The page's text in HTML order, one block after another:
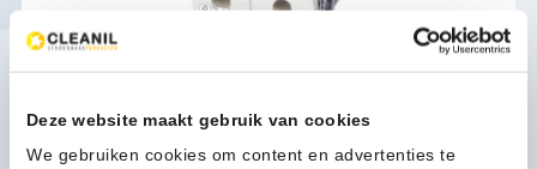
Deze website maakt gebruik van cookies
We gebruiken cookies om content en advertenties te
62,78(75,96 Incl. btw)